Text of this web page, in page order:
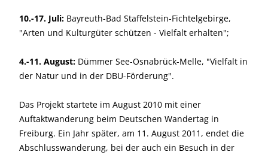
10.-17. Juli: Bayreuth-Bad Staffelstein-Fichtelgebirge,
"Arten und Kulturgüter schützen - Vielfalt erhalten";
4.-11. August: Dümmer See-Osnabrück-Melle, "Vielfalt in
der Natur und in der DBU-Förderung".
Das Projekt startete im August 2010 mit einer
Auftaktwanderung beim Deutschen Wandertag in
Freiburg. Ein Jahr später, am 11. August 2011, endet die
Abschlusswanderung, bei der auch ein Besuch in der